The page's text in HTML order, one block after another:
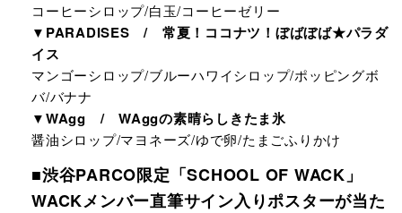
コーヒーシロップ/白玉/コーヒーゼリー
▼PARADISES / 常夏！ココナツ！ぼばぼば★パラダ
イス
マンゴーシロップ/ブルーハワイシロップ/ポッピングボ
バ/バナナ
▼WAgg / WAggの素晴らしきたま氷
醤油シロップ/マヨネーズ/ゆで卵/たまごふりかけ
■渋谷PARCO限定「SCHOOL OF WACK」
WACKメンバー直筆サイン入りポスターが当た